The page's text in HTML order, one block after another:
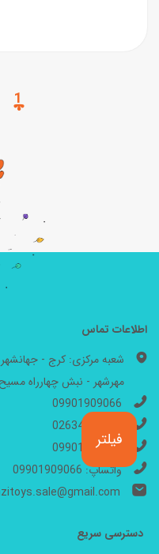
فیلتر
1
اطلاعات تماس
مهرشهر - نبش چهارراه
09901909066
02634446199
09901909077
واتساپ: 09901909066
دسترسی سریع